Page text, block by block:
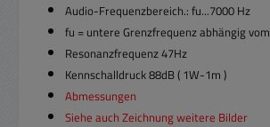
Audio-Frequenzbereich.: fu...7000 Hz
fu = untere Grenzfrequenz abhängig
Resonanzfrequenz 47Hz
Kennschalldruck 88dB ( 1W-1m )
Abmessungen
Siehe auch Zeichnung weitere Bilder